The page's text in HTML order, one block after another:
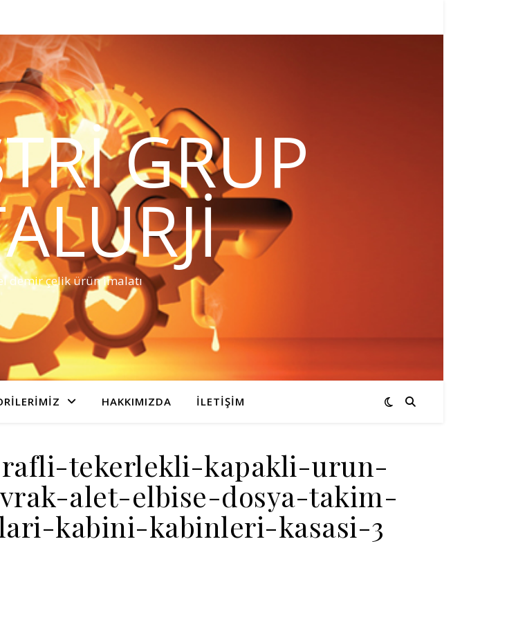
GRUP
demir çelik ürün imalatı
HAKKIMIZDA İLETIŞIM
tekerlekli-kapakli-urun-
alet-elbise-dosya-takim-
kabini-kabinleri-kasasi-3